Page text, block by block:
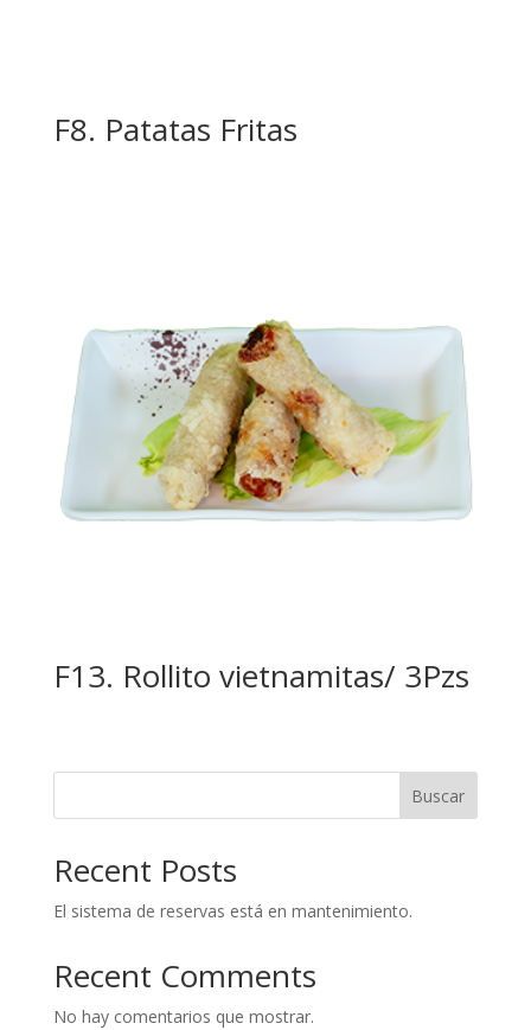
F8. Patatas Fritas
F13. Rollito vietnamitas/ 3Pzs
Buscar
Recent Posts
El sistema de reservas está en mantenimiento.
Recent Comments
No hay comentarios que mostrar.